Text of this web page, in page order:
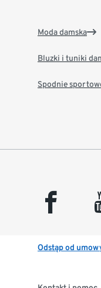
Moda damska
Bluzki i tuniki
Spodnie
facebook
Odstąp od